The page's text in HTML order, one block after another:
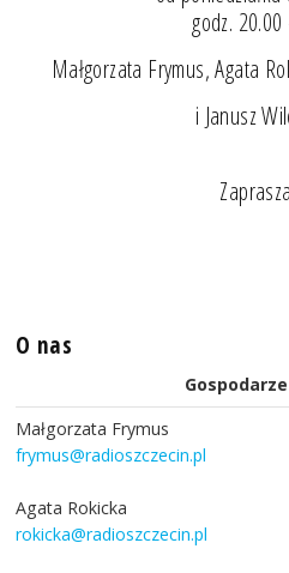
godz.
Małgorzata Frymus, Agata
i Janusz
O nas
Małgorzata Frymus
frymus@radioszczecin.pl
Agata Rokicka
rokicka@radioszczecin.pl